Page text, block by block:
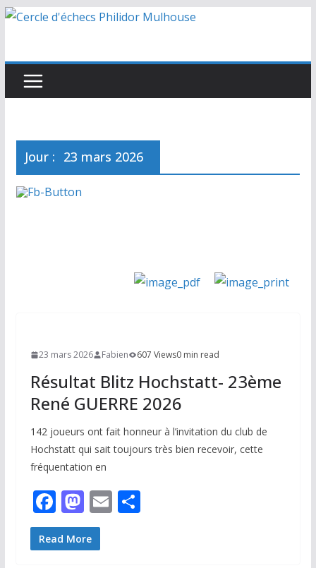
Passer
Jour : 23 mars 2026
23 mars 2026 Fabien 607 Views0 min read
Résultat Blitz Hochstatt- 23ème
René GUERRE 2026
142 joueurs ont fait honneur à l’invitation du club de
Hochstatt qui sait toujours très bien recevoir, cette
fréquentation en
F
ac
e
M
as
to
E P
Read More